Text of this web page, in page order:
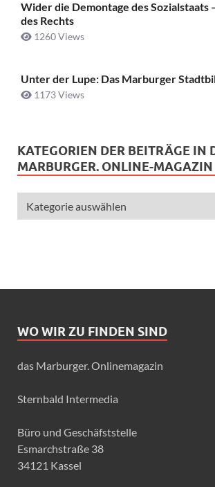
Wider die Demontage des Sozialstaats
des Rechts
1260 Views
Unter der Lupe: Das Marburger
1173 Views
KATEGORIEN DER BEITRÄGE IN
MARBURGER. ONLINE-MAGAZIN
WO WIR ZU FINDEN SIND
das Marburger. Onlinemagazin
Sternbald Intermedia
Büro und Geschäfststelle
Esmarchstraße 38
34121 Kassel